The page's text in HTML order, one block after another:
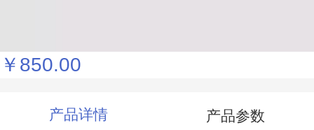
￥850.00
产品详情 产品参数